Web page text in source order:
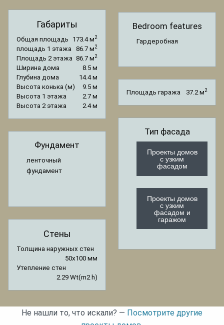
Габариты
Общая площадь 173.4 м2
площадь 1 этажа 86.7 м2
Площадь 2 этажа 86.7 м2
Ширина дома
8.5 м
Глубина дома
14.4 м
Высота конька (м)
9.5 м
Высота 1 этажа
2.7 м
Высота 2 этажа
2.4 м
Фундамент
ленточный
фундамент
Стены
Толщина наружных стен
50x100 мм
Утепление стен
2.29 Wt(m2 h)
Bedroom features
Гардеробная
Площадь гаража 37.2 м2
Тип фасада
Проекты домов
с узким
фасадом
Проекты домов
с узким
фасадом и
гаражом
Не нашли то, что искали? — Посмотрите другие